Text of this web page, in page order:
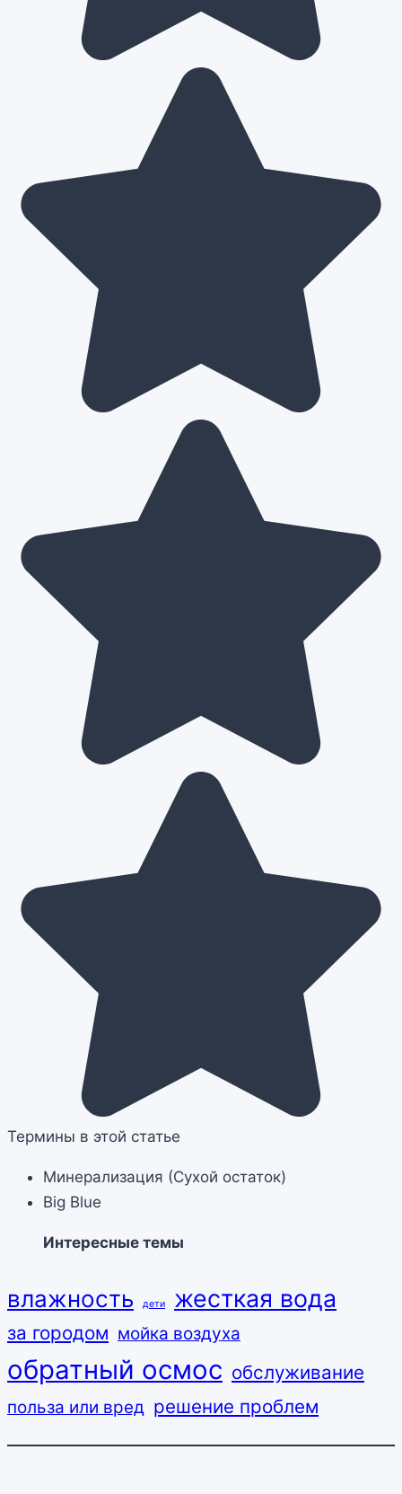
Термины в этой статье
Минерализация (Сухой остаток)‌
Big Blue‌
Интересные темы
влажность дети жесткая вода
за городом мойка воздуха
обратный осмос обслуживание
польза или вред решение проблем